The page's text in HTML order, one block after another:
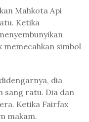
Mahkota Api
Ketika
memecahkan simbol
dia
sang ratu. Dia dan
Ketika Fairfax
makam.